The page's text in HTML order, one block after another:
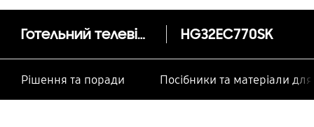
Готельний телевізор HG32EC770SK HG32EC770SK
Рішення та поради Посібники та матеріали